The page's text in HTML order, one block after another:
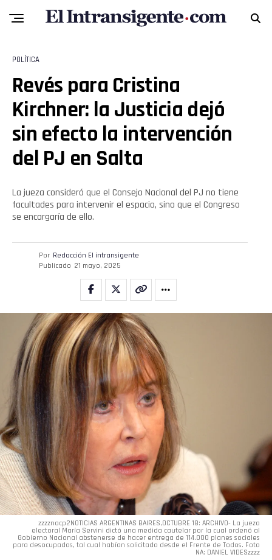
POLÍTICA
Revés para Cristina
Kirchner: la Justicia dejó
sin efecto la intervención
del PJ en Salta
La jueza consideró que el Consejo Nacional del PJ no tiene
facultades para intervenir el espacio, sino que el Congreso
se encargaría de ello.
Por Redacción El intransigente
Publicado 21 mayo, 2025
zzzznacp2NOTICIAS ARGENTINAS BAIRES,OCTUBRE 18: ARCHIVO- La jueza
electoral María Servini dictó una medida cautelar por la cual ordenó al
Gobierno Nacional abstenerse de hacer entrega de 114.000 planes sociales
para desocupados, tal cual habían solicitado desde el Frente de Todos. Foto
NA: DANIEL VIDESzzzz